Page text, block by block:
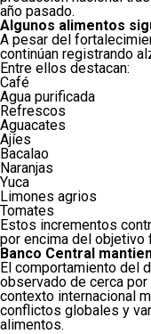
año pasado.
Algunos alimentos
A pesar del
continúan registrando
Entre ellos destacan:
Café
Agua purificada
Refrescos
Aguacates
Ajíes
Bacalao
Naranjas
Yuca
Limones agrios
Tomates
Estos incrementos
por encima del objetivo
Banco Central
El comportamiento del
observado de cerca
contexto internacional
conflictos globales y
alimentos.